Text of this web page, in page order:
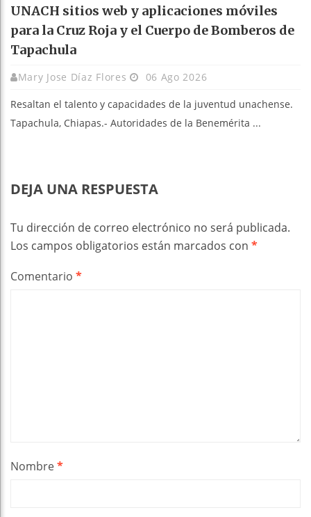
UNACH sitios web y aplicaciones móviles
para la Cruz Roja y el Cuerpo de Bomberos de
Tapachula
Mary Jose Díaz Flores 06 Ago 2026
Resaltan el talento y capacidades de la juventud unachense.
Tapachula, Chiapas.- Autoridades de la Benemérita ...
DEJA UNA RESPUESTA
Tu dirección de correo electrónico no será publicada.
Los campos obligatorios están marcados con *
Comentario *
Nombre*